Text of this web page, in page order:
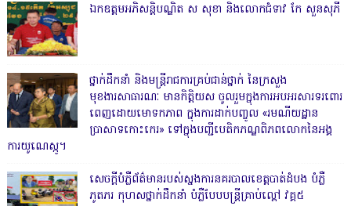
ឯកឧត្តមអភិសន្តិបណ្ឌិត ស សុខា និងលោកជំទាវ កែ សួនសុភី
ថ្នាក់ដឹកនាំ និងមន្ត្រីរាជការគ្រប់ជាន់ថ្នាក់ នៃក្រសួង
មុខងារសាធារណៈ មានកិត្តិយស ចូលរួមក្នុងការអបអរសារទរពោរ
ពេញដោយមោទកភាព ក្នុងការដាក់បញ្ចូល «រមណីយដ្ឋាន
ប្រាសាទកោះកេរ» ទៅក្នុងបញ្ជីបេតិកភណ្ឌពិភពលោកនៃអង្គ
ការយូណេស្កូ។
សេចក្តីបំភ្លឺព័ត៌មានរបស់ស្នងការនគរបាលខេត្តបាត់ដំបង បំភ្លឺ
ភូតភរ កុហសថ្នាក់ដឹកនាំ បំភ្លឺបែបបន្ត្រីគ្រាប់ល្ពៅ វគ្គ៥